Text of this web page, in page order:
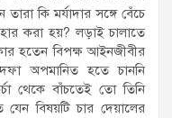
কি মর্যাদার সঙ্গে বেঁচে
করা হয়? লড়াই চালাতে
হতেন বিপক্ষ আইনজীবীর
অপমানিত হতে চাননি
থেকে বাঁচতেই তো তিনি
যেন বিষয়টি চার দেয়ালের